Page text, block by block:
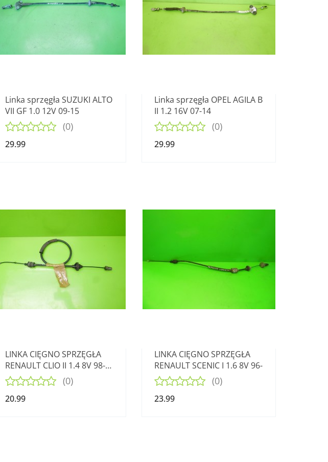
Linka sprzęgła SUZUKI ALTO
VII GF 1.0 12V 09-15
(0)
29.99
Linka sprzęgła OPEL AGILA B
II 1.2 16V 07-14
(0)
29.99
LINKA CIĘGNO SPRZĘGŁA
RENAULT CLIO II 1.4 8V 98-
01
(0)
20.99
LINKA CIĘGNO SPRZĘGŁA
RENAULT SCENIC I 1.6 8V 96-
(0)
23.99